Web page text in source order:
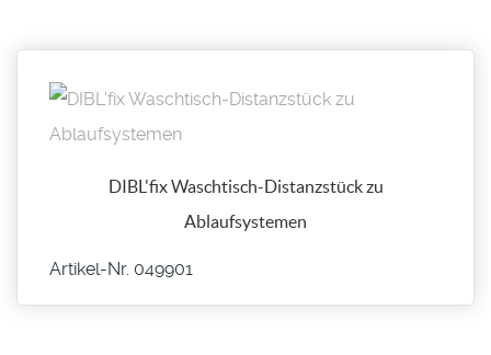
DIBL'fix Waschtisch-Distanzstück zu
Ablaufsystemen
Artikel-Nr. 049901